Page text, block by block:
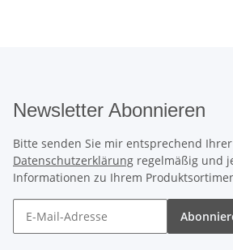
Newsletter Abonnieren
Bitte senden Sie mir entsprechend Ihrer
Datenschutzerklärung regelmäßig und
Informationen zu Ihrem